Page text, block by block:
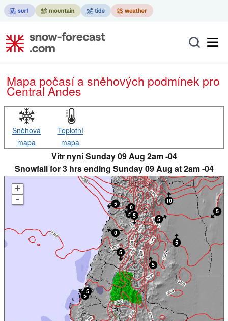
Mapa počasí a sněhových podmínek pro
Central Andes
Sněhová
mapa
Teplotní
mapa
Vítr nyní Sunday 09 Aug 2am -04
Snowfall for 3 hrs ending Sunday 09 Aug at 2am -04
+
-